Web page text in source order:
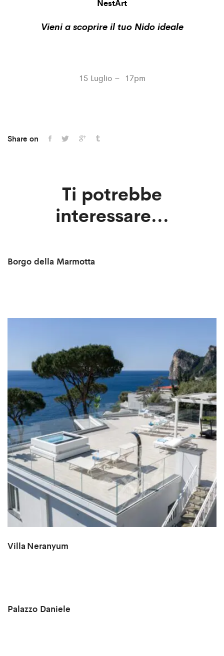
NestArt
Vieni a scoprire il tuo Nido ideale
15 Luglio – 17pm
Share on
Ti potrebbe
interessare...
Borgo della Marmotta
Villa Neranyum
Palazzo Daniele